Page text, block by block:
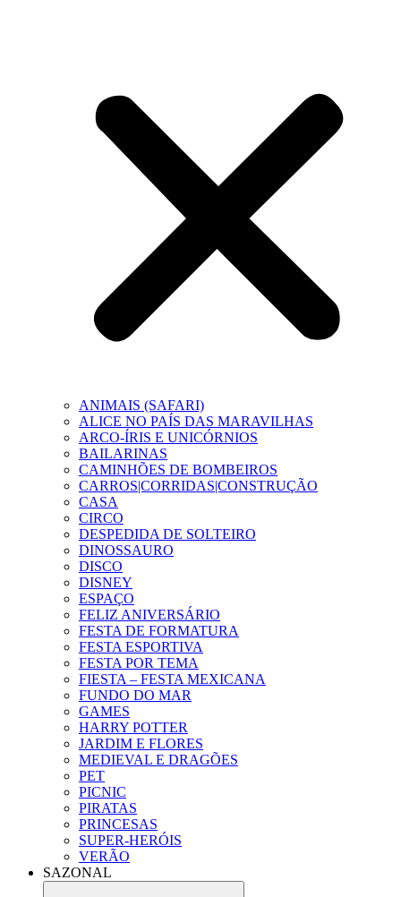
ANIMAIS (SAFARI)
ALICE NO PAÍS DAS MARAVILHAS
ARCO-ÍRIS E UNICÓRNIOS
BAILARINAS
CAMINHÕES DE BOMBEIROS
CARROS|CORRIDAS|CONSTRUÇÃO
CASA
CIRCO
DESPEDIDA DE SOLTEIRO
DINOSSAURO
DISCO
DISNEY
ESPAÇO
FELIZ ANIVERSÁRIO
FESTA DE FORMATURA
FESTA ESPORTIVA
FESTA POR TEMA
FIESTA – FESTA MEXICANA
FUNDO DO MAR
GAMES
HARRY POTTER
JARDIM E FLORES
MEDIEVAL E DRAGÕES
PET
PICNIC
PIRATAS
PRINCESAS
SUPER-HERÓIS
VERÃO
SAZONAL